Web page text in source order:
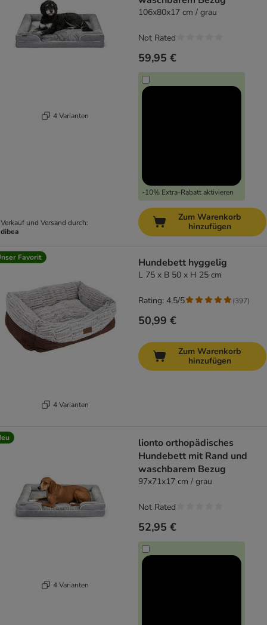
4 Varianten
Verkauf und Versand durch:
dibea
106x80x17 cm / grau
59,95 €
-10% Extra-Rabatt aktivieren
Not Rated
Zum Warenkorb
hinzufügen
Favorit
4 Varianten
Hundebett hyggelig
L 75 x B 50 x H 25 cm
50,99 €
Rating: 4.5/5 (397)
Zum Warenkorb
hinzufügen
4 Varianten
lionto orthopädisches
Hundebett mit Rand und
waschbarem Bezug
97x71x17 cm / grau
52,95 €
Not Rated